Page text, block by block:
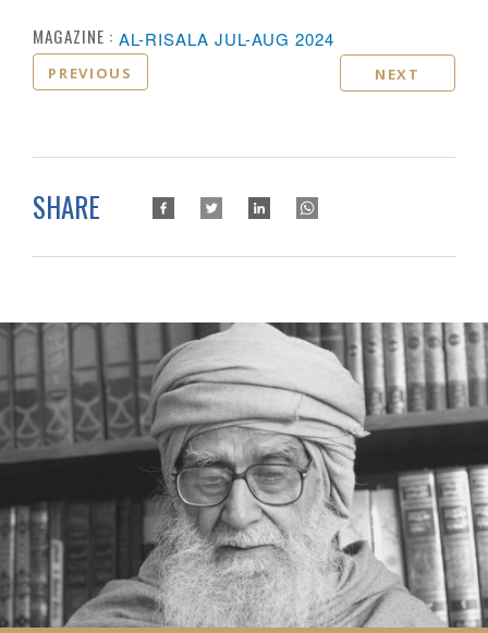
MAGAZINE : AL-RISALA JUL-AUG 2024
PREVIOUS NEXT
SHARE